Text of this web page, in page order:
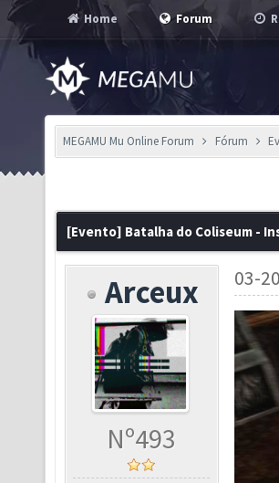
Home Forum
MEGAMU Mu Online Forum Fórum
[Evento] Batalha do Coliseum -
Arceux
Nº493
03-